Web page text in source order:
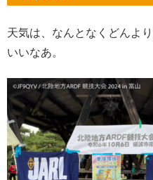
天気は、なんとなくどんよ
いいなあ。